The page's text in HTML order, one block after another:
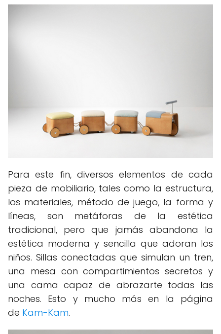
Para este fin, diversos elementos de cada
pieza de mobiliario, tales como la estructura,
los materiales, método de juego, la forma y
líneas, son metáforas de la estética
tradicional, pero que jamás abandona la
estética moderna y sencilla que adoran los
niños. Sillas conectadas que simulan un tren,
una mesa con compartimientos secretos y
una cama capaz de abrazarte todas las
noches. Esto y mucho más en la página
de Kam-Kam.